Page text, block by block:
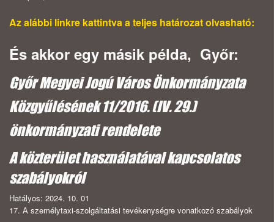
Az alábbi linkre kattintva a teljes határozat olvasható:
És akkor egy másik példa, Győr:
Győr Megyei Jogú Város Önkormányzata
Közgyűlésének 11/2016. (IV. 29.)
önkormányzati rendelete
A közterület használatával kapcsolatos
szabályokról
Hatályos: 2024. 10. 01
17. A személytaxi-szolgáltatási tevékenységre vonatkozó szabályok